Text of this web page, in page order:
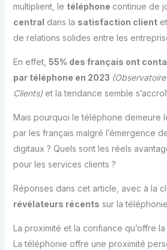
multiplient, le téléphone continue de
central dans la satisfaction clientet
de relations solides entre les
En effet, 55% des français ont
par téléphone en 2023
Clients) et la tendance semble
Mais pourquoi le téléphone demeure
par les français malgré l’émergence
digitaux ? Quels sont les réels
pour les services clients ?
Réponses dans cet article, avec à la
révélateurs récents sur la
La proximité et la confiance qu’offre
La téléphonie offre une proximité